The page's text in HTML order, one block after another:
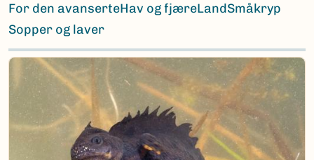
For den avanserteHav og fjæreLandSmåkryp
Sopper og laver